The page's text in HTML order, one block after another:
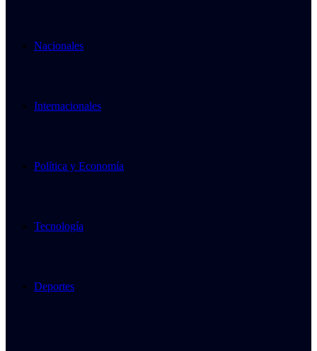
Nacionales
Internacionales
Política y Economía
Tecnología
Deportes